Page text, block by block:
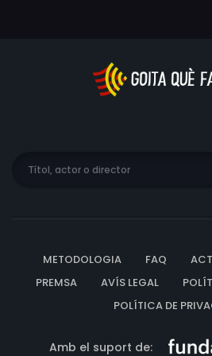
METODOLOGIA FAQ
PREMSA
AVÍS LEGAL
POLÍTICA DE
Amb el suport de: